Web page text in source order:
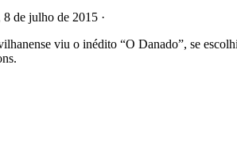
8 de julho de 2015 ·
viu o inédito “O Danado”, se